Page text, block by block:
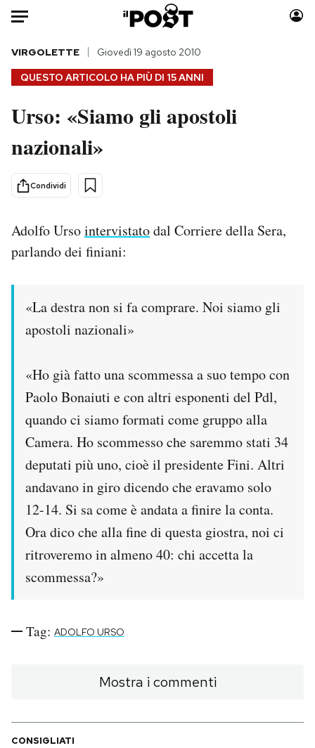
Auto
HOME
Italia
Politica
Tecnologia
Internet
Cultura
Economia
Moda
Europa
NEWSLETTER
I MIEI PREFERITI
SHOP
CALENDARIO
AREA PERSONALE
Notifiche mobile
Hai bisogno di aiuto?
QUESTO ARTICOLO HA PIÙ DI 15 ANNI
VIRGOLETTE Giovedì 19 agosto 2010
Urso: «Siamo gli apostoli
nazionali»
Condividi
Adolfo Ursointervistatodal Corriere della Sera,
parlando dei finiani:
«La destra non si fa comprare. Noi siamo gli
apostoli nazionali»
«Ho già fatto una scommessa a suo tempo con
Paolo Bonaiuti e con altri esponenti del Pdl,
quando ci siamo formati come gruppo alla
Camera. Ho scommesso che saremmo stati 34
deputati più uno, cioè il presidente Fini. Altri
andavano in giro dicendo che eravamo solo
12-14. Si sa come è andata a finire la conta.
Ora dico che alla fine di questa giostra, noi ci
ritroveremo in almeno 40: chi accetta la
scommessa?»
Tag: ADOLFO URSO
Mostra i commenti
CONSIGLIATI